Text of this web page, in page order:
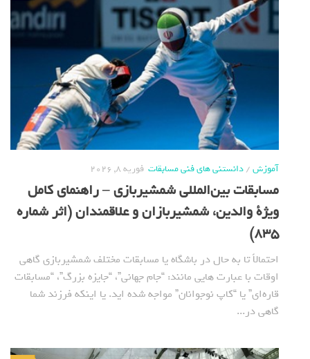
آموزش/دانستنی های فنی مسابقات فوریه 8, 2026
مسابقات بین‌المللی شمشیربازی – راهنمای کامل
ویژة والدین، شمشیربازان و علاقمندان (اثر شماره
835)
احتمالاً تا به حال در باشگاه یا مسابقات مختلف شمشیربازی گاهی
اوقات با عبارت هایی مانند: “جام‌ جهانی”، “جایزه بزرگ”، “مسابقات
قاره‌ای” یا “کاپ نوجوانان” مواجه شده اید. یا اینکه فرزند شما
گاهی در...